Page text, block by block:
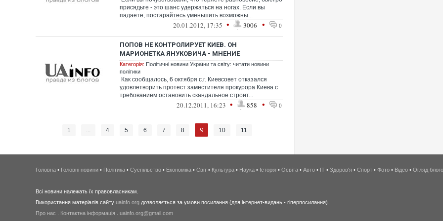
присядьте - это шанс удержаться на ногах. Если вы
падаете, постарайтесь уменьшить возможны...
20.01.2012, 17:35 • 3006 • 0
ПОПОВ НЕ КОНТРОЛИРУЕТ КИЕВ. ОН
МАРИОНЕТКА ЯНУКОВИЧА - МНЕНИЕ
Категорія: Політичні новини України та світу: читати новини
політики
Как сообщалось, 6 октября с.г. Киевсовет отказался
удовлетворить протест заместителя прокурора Киева с
требованием остановить скандальное строит...
20.12.2011, 16:23 • 858 • 0
1 ... 4 5 6 7 8 9 10 11
Головна • Головні новини • Політика • Суспільство • Економіка • Світ • Культура • Наука • Історія • Освіта • Авто • IT • Здоров'я • Спорт • Фото • Відео • Огляд
Всі новини належать їх правовласникам.
Використання матеріалів сайту uainfo.org дозволяється за умови посилання (для інтернет-видань - гіперпосилання).
Про нас
Контактна інформація uainfo.org@gmail.com